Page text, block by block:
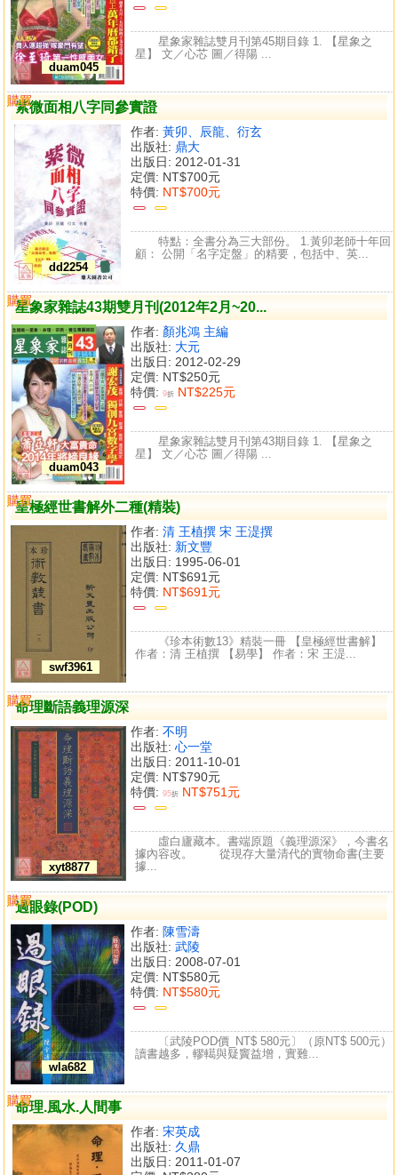
duam045
星象家雜誌雙月刊第45期目錄 1. 【星象之
星】 文／心芯 圖／得陽 ...
紫微面相八字同參實證
dd2254
作者: 黃卯、辰龍、衍玄
出版社: 鼎大
出版日: 2012-01-31
定價: NT$700元
特價: NT$700元
購買
比較
特點：全書分為三大部份。 1.黃卯老師十年回
顧： 公開「名字定盤」的精要，包括中、英...
星象家雜誌43期雙月刊(2012年2月~20...
duam043
作者: 顏兆鴻 主編
出版社: 大元
出版日: 2012-02-29
定價: NT$250元
特價: 9折 NT$225元
購買
比較
星象家雜誌雙月刊第43期目錄 1. 【星象之
星】 文／心芯 圖／得陽 ...
皇極經世書解外二種(精裝)
swf3961
作者: 清 王植撰 宋 王湜撰
出版社: 新文豐
出版日: 1995-06-01
定價: NT$691元
特價: NT$691元
購買
比較
《珍本術數13》精裝一冊 【皇極經世書解】
作者：清 王植撰 【易學】 作者：宋 王湜...
命理斷語義理源深
xyt8877
作者: 不明
出版社: 心一堂
出版日: 2011-10-01
定價: NT$790元
特價: 95折 NT$751元
購買
比較
虛白廬藏本。書端原題《義理源深》，今書名
據內容改。 從現存大量清代的實物命書(主要
據...
過眼錄(POD)
wla682
作者: 陳雪濤
出版社: 武陵
出版日: 2008-07-01
定價: NT$580元
特價: NT$580元
購買
比較
〔武陵POD價_NT$ 580元〕（原NT$ 500元）
讀書越多，轇轕與疑竇益增，實難...
命理.風水.人間事
作者: 宋英成
出版社: 久鼎
出版日: 2011-01-07
購買
比較